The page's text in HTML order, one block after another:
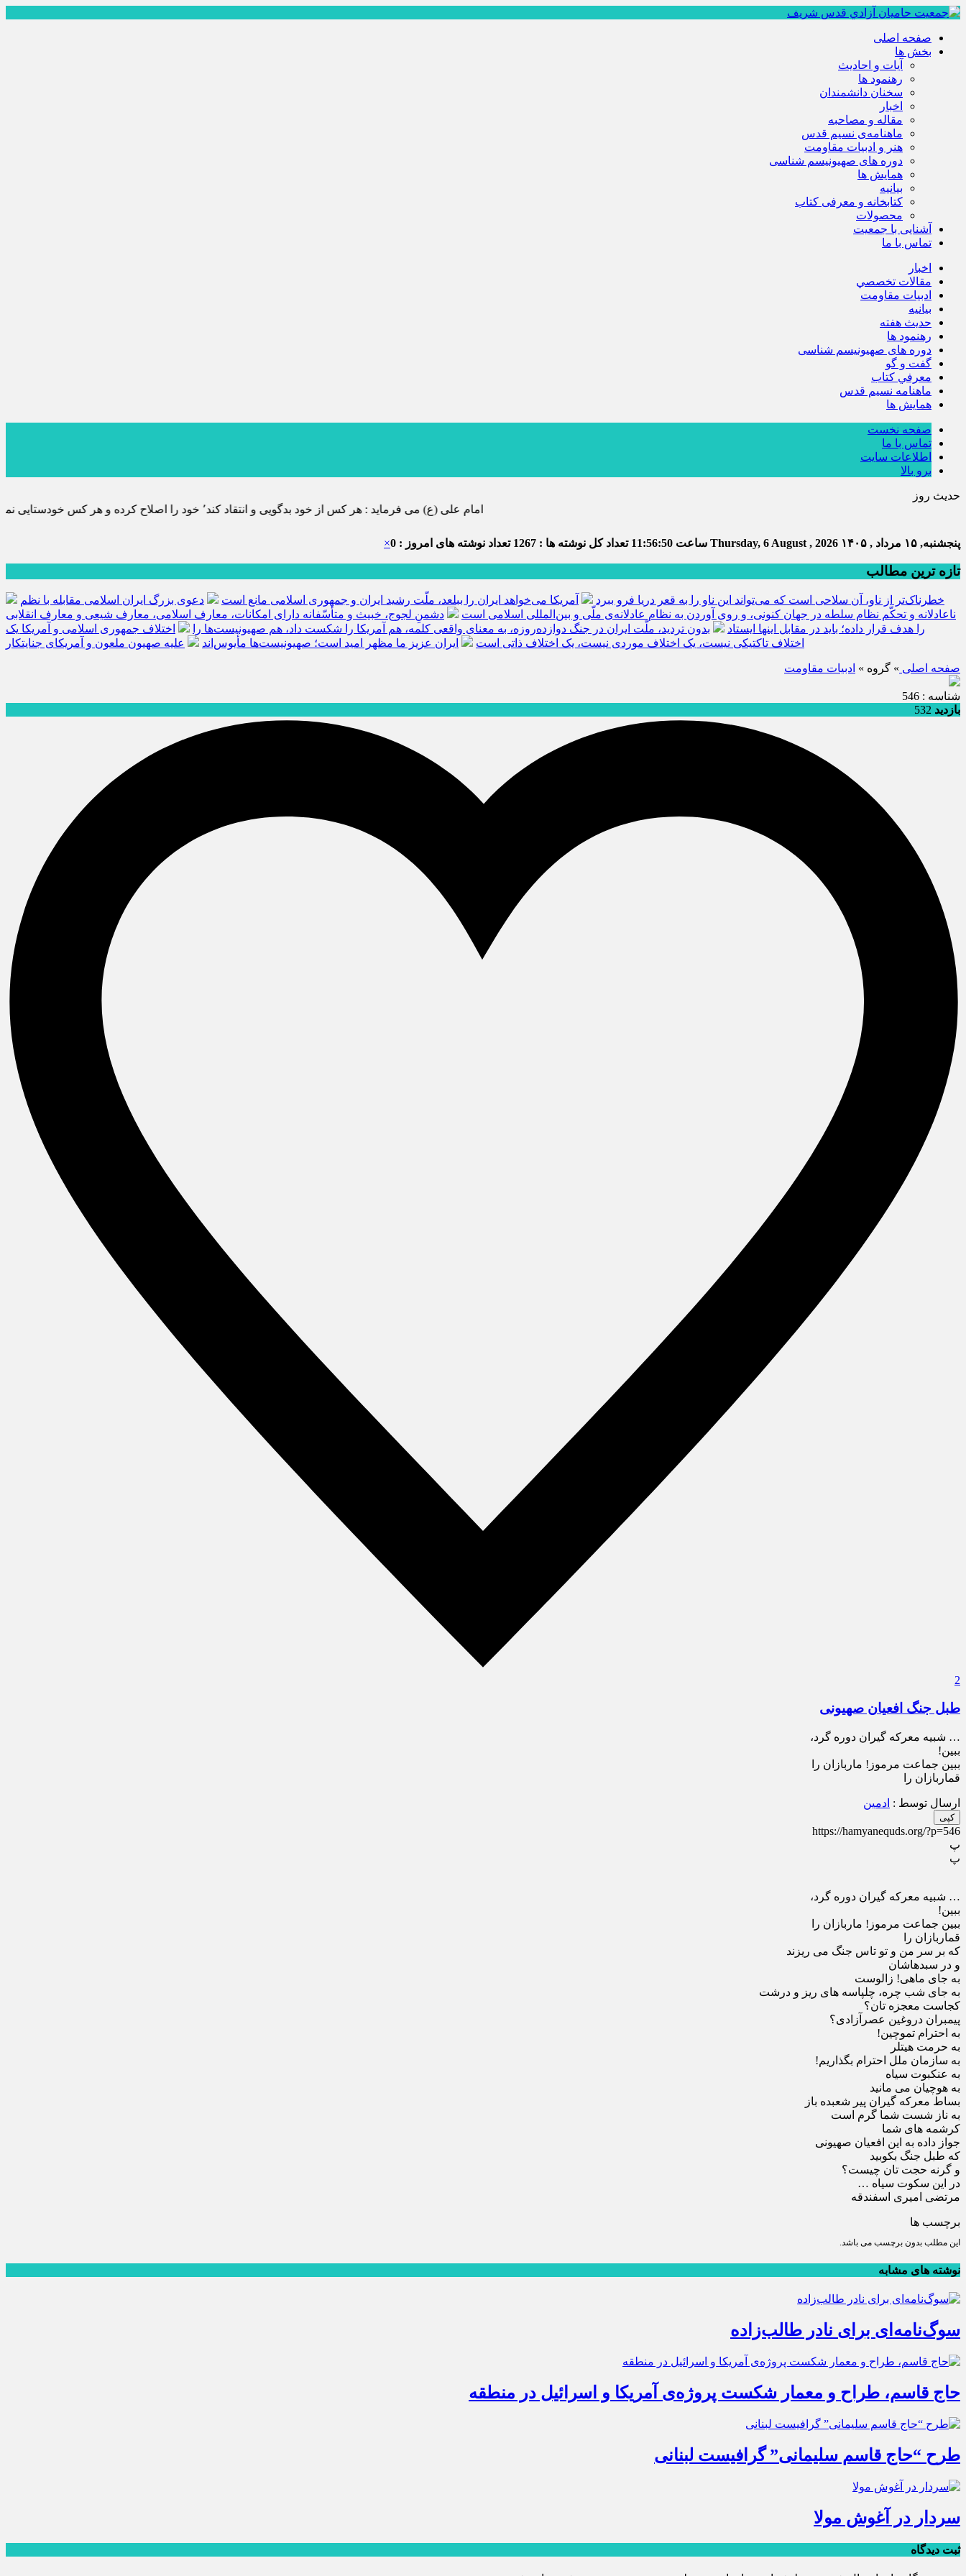
صفحه اصلی
بخش ها
آیات و احادیث
رهنمود ها
سخنان دانشمندان
اخبار
مقاله و مصاحبه
ماهنامه‌ی نسیم قدس
هنر و ادبیات مقاومت
دوره های صهیونیسم شناسی
همايش ها
بيانيه
کتابخانه و معرفی کتاب
محصولات
آشنایی با جمعیت
تماس با ما
اخبار
مقالات تخصصي
ادبيات مقاومت
بيانيه
حديث هفته
رهنمود ها
دوره های صهیونیسم شناسی
گفت و گو
معرفي كتاب
ماهنامه نسيم قدس
همايش ها
صفحه نخست
تماس با ما
اطلاعات سایت
برو بالا
حدیث روز
امام علی (ع) می فرماید : هر کس از خود بدگویی و انتقاد کند٬ خود را اصلاح کرده و هر کس خودستایی نماید٬ پس به تحقیق خویش را تباه نموده است.
پنجشنبه, ۱۵ مرداد , ۱۴۰۵ Thursday, 6 August , 2026 ساعت 11:56:51 تعداد کل نوشته ها : 1267 تعداد نوشته های امروز : 0 ×
تازه ترین مطالب
خطرناک‌تر از ناو، آن سلاحی است که می‌تواند این ناو را به قعر دریا فرو ببرد آمریکا می‌خواهد ایران را ببلعد، ملّت رشید ایران و جمهوری اسلامی مانع است
دعوی بزرگ ایران اسلامی مقابله با نظم
ناعادلانه و تحکّم نظام سلطه در جهان کنونی، و روی آوردن به نظام عادلانه‌ی ملّی و بین‌المللی اسلامی است
دشمنِ لجوج، خبیث و متأسّفانه دارای امکانات، معارف اسلامی، معارف شیعی و معارف انقلابی
را هدف قرار داده؛ باید در مقابل اینها ایستاد
بدون تردید، ملّت ایران در جنگ دوازده‌روزه، به معنای واقعی کلمه، هم آمریکا را شکست داد، هم صهیونیست‌ها را
اختلاف جمهوری اسلامی و آمریکا یک
اختلاف تاکتیکی نیست، یک اختلاف موردی نیست، یک اختلاف ذاتی است
ایران عزیز ما مظهر امید است؛ صهیونیست‌ها مأیوس‌اند علیه صهیون ملعون و آمریکای جنایتکار
صفحه اصلی » گروه » ادبيات مقاومت
شناسه : 546
بازدید 532
2
طبل جنگ افعیان صهیونی
… شبیه معرکه گیران دوره گرد،
ببین!
ببین جماعت مرموز! ماربازان را
قماربازان را
ارسال توسط : ادمین
کپی
https://hamyanequds.org/?p=546
پ
پ
… شبیه معرکه گیران دوره گرد،
ببین!
ببین جماعت مرموز! ماربازان را
قماربازان را
که بر سر من و تو تاس جنگ می ریزند
و در سبدهاشان
به جای ماهی! زالوست
به جای شب چره، چلپاسه های ریز و درشت
کجاست معجزه تان؟
پیمبران دروغین عصرآزادی؟
به احترام تموچین!
به حرمت هیتلر
به سازمان ملل احترام بگذاریم!
به عنکبوت سیاه
به هوچیان می مانید
بساط معرکه گیران پیر شعبده باز
به ناز شست شما گرم است
کرشمه های شما
جواز داده به این افعیان صهیونی
که طبل جنگ بکوبید
و گرنه حجت تان چیست؟
در این سکوت سیاه …
مرتضی امیری اسفندقه
برچسب ها
این مطلب بدون برچسب می باشد.
نوشته های مشابه
سوگ‌نامه‌ای برای نادر طالب‌زاده
حاج قاسم، طراح و معمار شکست پروژه‌ی آمریکا و اسرائیل در منطقه
طرح “حاج قاسم سلیمانی” گرافیست لبنانی
سردار در آغوش مولا
ثبت دیدگاه